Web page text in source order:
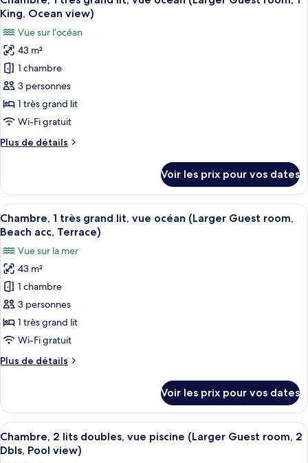
accès
piscine
(Guest
room,
King,
Pool
access)
chambre
Chambre,
très
grand
lit,
accès
(Guest
room,
King,
toutes
photos
pour
ce
type
de
chambre :
1
lit,
vue
océan
(Larger
Guest
room,
King,
Ocean
view)
King, Ocean view)
Vue sur l’océan
43 m²
1 chambre
3 personnes
1 très grand lit
Wi-Fi gratuit
Plus de détails
Plus
le
type
de
chambre
très
grand
lit,
vue
(Larger
Guest
1
Voir les prix pour vos dates
Afficher
toutes
photos
pour
ce
type
de
chambre :
1
lit,
vue
océan
Une chambre d’hôtel dotée d’une
6
Chambre, 1 très grand lit, vue océan (Larger Guest room,
Beach acc, Terrace)
Vue sur la mer
43 m²
1 chambre
3 personnes
1 très grand lit
Wi-Fi gratuit
Plus de détails
Plus
le
type
de
chambre
Chambre,
Voir les prix pour vos dates
Afficher
toutes
Une chambre d’hôtel moderne
8
Chambre, 2 lits doubles, vue piscine (Larger Guest room, 2
Dbls, Pool view)